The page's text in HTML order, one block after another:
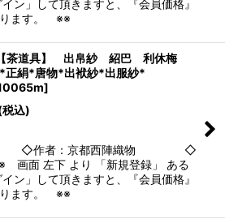
ン」して頂きますと、『会員価格』
ります。 ※※
【茶道具】 出帛紗 紹巴 利休梅
*唐物*出袱紗*出服紗*
]
税込)
】 ◇作者：京都西陣織物 ◇
画面 左下 より 「新規登録」 ある
ン」して頂きますと、『会員価格』
ります。 ※※